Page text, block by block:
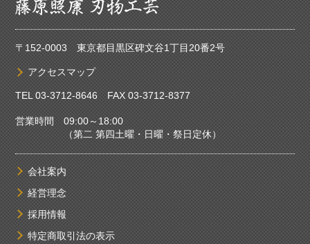
〒152-0003 東京都目黒区碑文谷1丁目20番2号
アクセスマップ
TEL03-3712-8646FAX 03-3712-8377
営業時間 09:00～18:00
（第二 第四土曜・日曜・祭日定休）
会社案内
経営理念
採用情報
特定商取引法の表示